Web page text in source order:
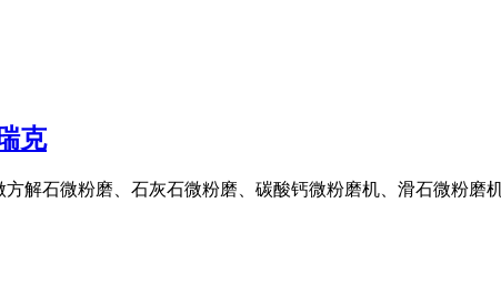
克
解石微粉磨、石灰石微粉磨、碳酸钙微粉磨机、滑石微粉磨